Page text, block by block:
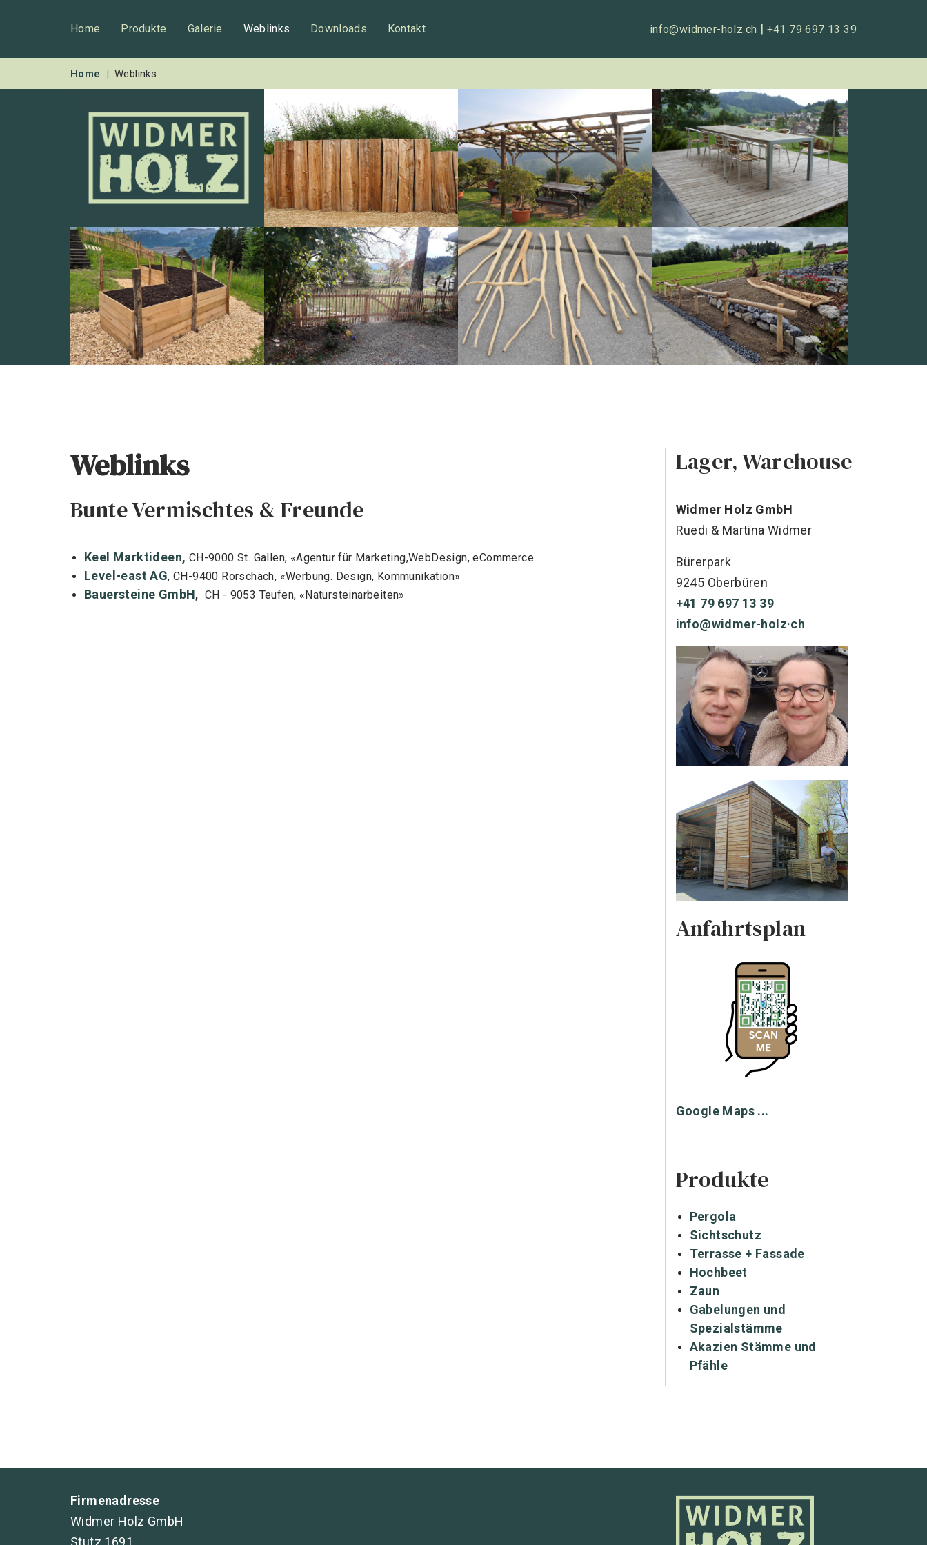
Home Produkte Galerie Weblinks Downloads Kontakt info@widmer-holz.ch | +41 79 697 13 39
Home Weblinks
Weblinks
Bunte Vermischtes & Freunde
Keel Marktideen, CH-9000 St. Gallen, «Agentur für Marketing,WebDesign, eCommerce
Level-east AG, CH-9400 Rorschach, «Werbung. Design, Kommunikation»
Bauersteine GmbH, CH - 9053 Teufen, «Natursteinarbeiten»
Lager, Warehouse
Widmer Holz GmbH
Ruedi & Martina Widmer
Bürerpark
9245 Oberbüren
+41 79 697 13 39
info@widmer-holz·ch
Anfahrtsplan
Google Maps ...
Produkte
Pergola
Sichtschutz
Terrasse + Fassade
Hochbeet
Zaun
Gabelungen und
Spezialstämme
Akazien Stämme und
Pfähle
Firmenadresse
Widmer Holz GmbH
Stutz 1691